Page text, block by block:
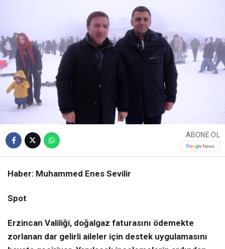
ABONE OL
Haber: Muhammed Enes Sevilir
Spot
Erzincan Valiliği, doğalgaz faturasını ödemekte
zorlanan dar gelirli aileler için destek uygulamasını